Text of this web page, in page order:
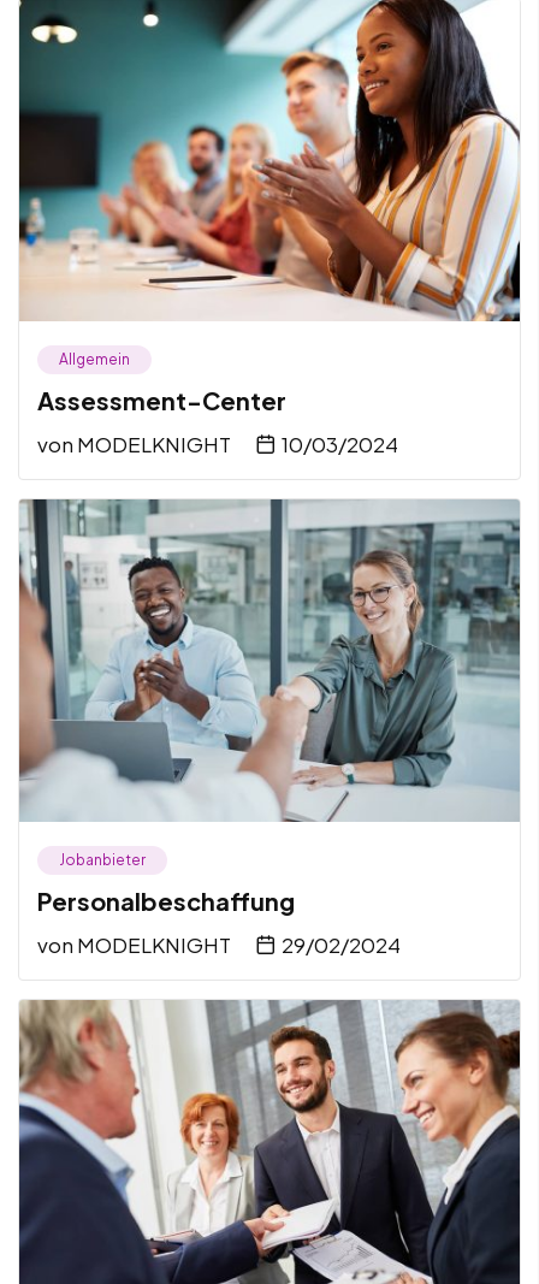
Allgemein
Assessment-Center
von MODELKNIGHT 10/03/2024
Jobanbieter
Personalbeschaffung
von MODELKNIGHT 29/02/2024